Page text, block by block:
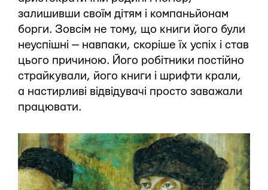
залишивши своїм дітям і компаньйонам
борги. Зовсім не тому, що книги його були
неуспішні — навпаки, скоріше їх успіх і став
цього причиною. Його робітники постійно
страйкували, його книги і шрифти крали,
а настирливі відвідувачі просто заважали
працювати.